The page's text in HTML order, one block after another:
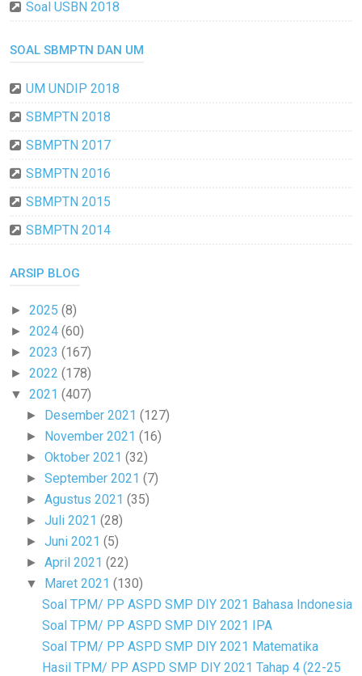
Soal USBN 2018
SOAL SBMPTN DAN UM
UM UNDIP 2018
SBMPTN 2018
SBMPTN 2017
SBMPTN 2016
SBMPTN 2015
SBMPTN 2014
ARSIP BLOG
► 2025 (8)
► 2024 (60)
► 2023 (167)
► 2022 (178)
▼ 2021 (407)
► Desember 2021(127)
► November 2021(16)
►Oktober 2021(32)
►September 2021(7)
►Agustus 2021(35)
►Juli 2021(28)
►Juni 2021(5)
►April 2021(22)
▼ Maret 2021(130)
Soal TPM/ PP ASPD SMP DIY 2021 Bahasa Indonesia
Soal TPM/ PP ASPD SMP DIY 2021 IPA
Soal TPM/ PP ASPD SMP DIY 2021 Matematika
Hasil TPM/ PP ASPD SMP DIY 2021 Tahap 4 (22-25